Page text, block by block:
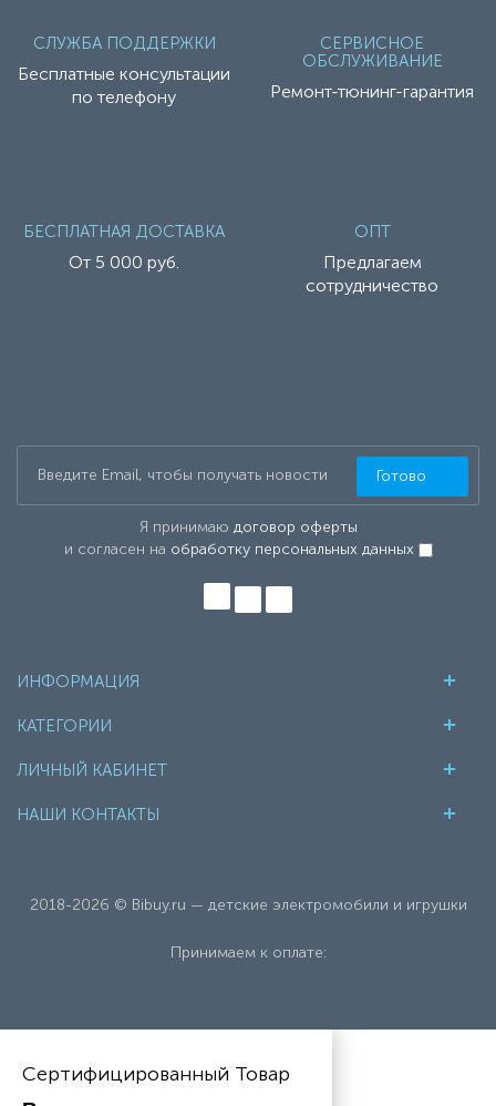
СЛУЖБА ПОДДЕРЖКИ
Бесплатные консультации
по телефону
СЕРВИСНОЕ
ОБСЛУЖИВАНИЕ
Ремонт-тюнинг-гарантия
БЕСПЛАТНАЯ ДОСТАВКА
От 5 000 руб.
ОПТ
Предлагаем
сотрудничество
Я принимаю договор оферты
и согласен на обработку персональных данных
Готово
ИНФОРМАЦИЯ
КАТЕГОРИИ
ЛИЧНЫЙ КАБИНЕТ
НАШИ КОНТАКТЫ
2018-2026 © Bibuy.ru — детские электромобили и игрушки
Принимаем к оплате:
Сертифицированный Товар